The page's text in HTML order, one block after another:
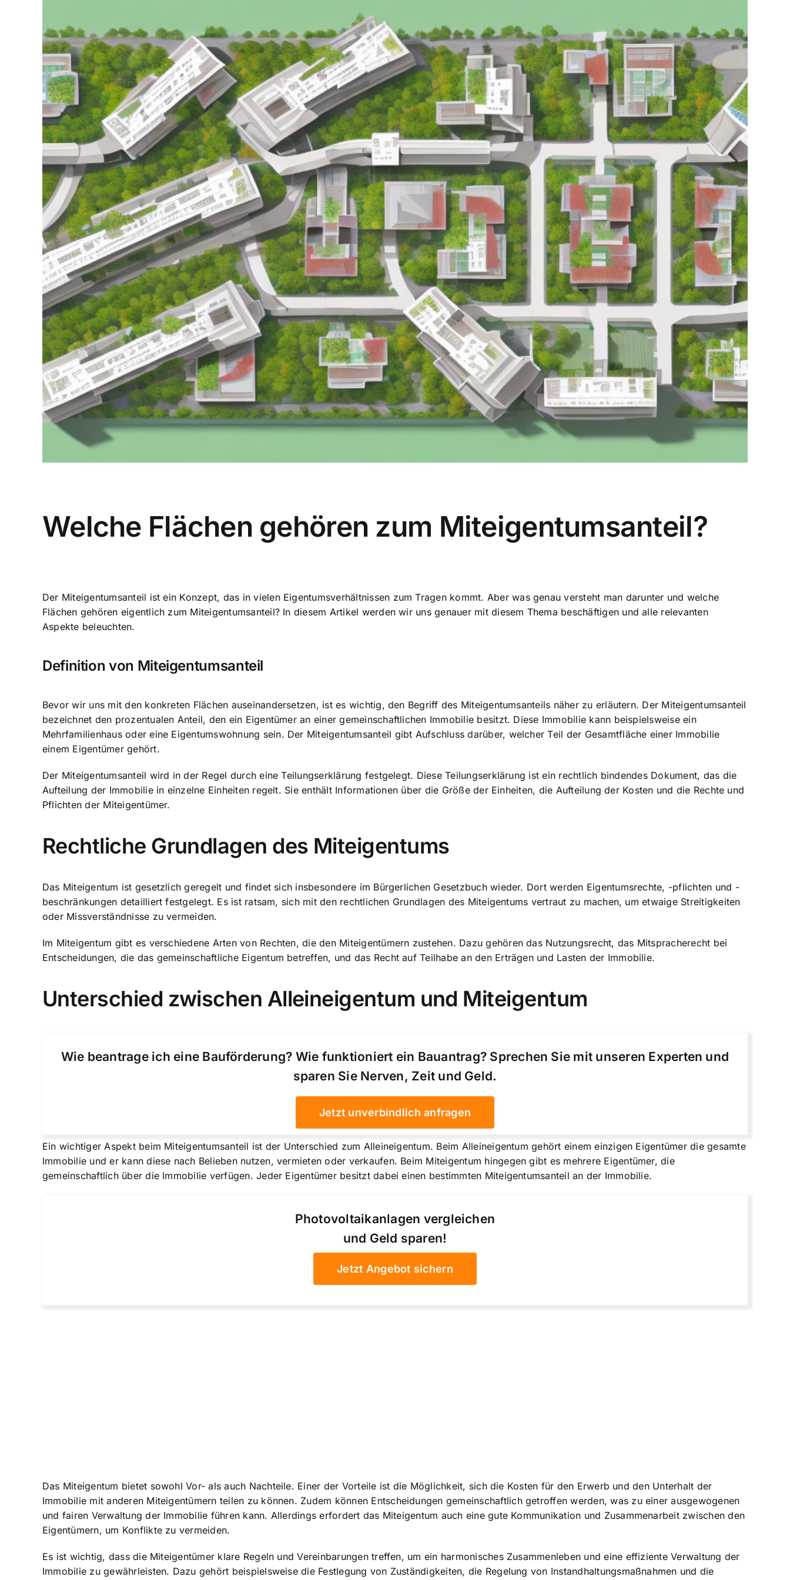
Bild
Welche Flächen gehören zum Miteigentumsanteil?
Der Miteigentumsanteil ist ein Konzept, das in vielen Eigentumsverhältnissen zum Tragen kommt. Aber was genau versteht man darunter und welche
Flächen gehören eigentlich zum Miteigentumsanteil? In diesem Artikel werden wir uns genauer mit diesem Thema beschäftigen und alle relevanten
Aspekte beleuchten.
Definition von Miteigentumsanteil
Bevor wir uns mit den konkreten Flächen auseinandersetzen, ist es wichtig, den Begriff des Miteigentumsanteils näher zu erläutern. Der Miteigentumsanteil
bezeichnet den prozentualen Anteil, den ein Eigentümer an einer gemeinschaftlichen Immobilie besitzt. Diese Immobilie kann beispielsweise ein
Mehrfamilienhaus oder eine Eigentumswohnung sein. Der Miteigentumsanteil gibt Aufschluss darüber, welcher Teil der Gesamtfläche einer Immobilie
einem Eigentümer gehört.
Der Miteigentumsanteil wird in der Regel durch eine Teilungserklärung festgelegt. Diese Teilungserklärung ist ein rechtlich bindendes Dokument, das die
Aufteilung der Immobilie in einzelne Einheiten regelt. Sie enthält Informationen über die Größe der Einheiten, die Aufteilung der Kosten und die Rechte und
Pflichten der Miteigentümer.
Rechtliche Grundlagen des Miteigentums
Das Miteigentum ist gesetzlich geregelt und findet sich insbesondere im Bürgerlichen Gesetzbuch wieder. Dort werden Eigentumsrechte, -pflichten und -
beschränkungen detailliert festgelegt. Es ist ratsam, sich mit den rechtlichen Grundlagen des Miteigentums vertraut zu machen, um etwaige Streitigkeiten
oder Missverständnisse zu vermeiden.
Im Miteigentum gibt es verschiedene Arten von Rechten, die den Miteigentümern zustehen. Dazu gehören das Nutzungsrecht, das Mitspracherecht bei
Entscheidungen, die das gemeinschaftliche Eigentum betreffen, und das Recht auf Teilhabe an den Erträgen und Lasten der Immobilie.
Unterschied zwischen Alleineigentum und Miteigentum
Wie beantrage ich eine Bauförderung? Wie funktioniert ein Bauantrag? Sprechen Sie mit unseren Experten und
sparen Sie Nerven, Zeit und Geld.
Jetzt unverbindlich anfragen
Ein wichtiger Aspekt beim Miteigentumsanteil ist der Unterschied zum Alleineigentum. Beim Alleineigentum gehört einem einzigen Eigentümer die gesamte
Immobilie und er kann diese nach Belieben nutzen, vermieten oder verkaufen. Beim Miteigentum hingegen gibt es mehrere Eigentümer, die
gemeinschaftlich über die Immobilie verfügen. Jeder Eigentümer besitzt dabei einen bestimmten Miteigentumsanteil an der Immobilie.
Photovoltaikanlagen vergleichen
und Geld sparen!
Jetzt Angebot sichern
Das Miteigentum bietet sowohl Vor- als auch Nachteile. Einer der Vorteile ist die Möglichkeit, sich die Kosten für den Erwerb und den Unterhalt der
Immobilie mit anderen Miteigentümern teilen zu können. Zudem können Entscheidungen gemeinschaftlich getroffen werden, was zu einer ausgewogenen
und fairen Verwaltung der Immobilie führen kann. Allerdings erfordert das Miteigentum auch eine gute Kommunikation und Zusammenarbeit zwischen den
Eigentümern, um Konflikte zu vermeiden.
Es ist wichtig, dass die Miteigentümer klare Regeln und Vereinbarungen treffen, um ein harmonisches Zusammenleben und eine effiziente Verwaltung der
Immobilie zu gewährleisten. Dazu gehört beispielsweise die Festlegung von Zuständigkeiten, die Regelung von Instandhaltungsmaßnahmen und die